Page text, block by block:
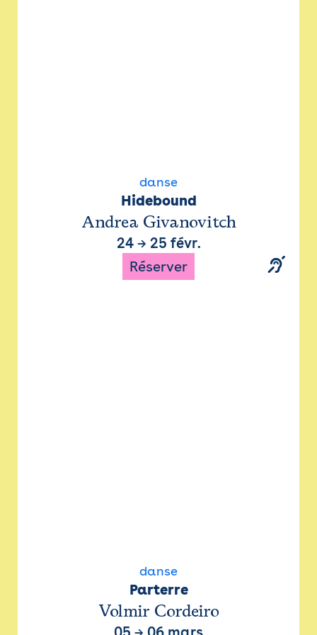
danse
Hidebound
Andrea Givanovitch
24→ 25 févr.
Réserver
danse
Parterre
Volmir Cordeiro